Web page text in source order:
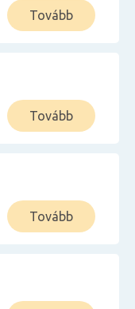
Tovább
Tovább
Tovább